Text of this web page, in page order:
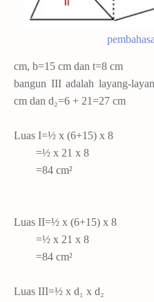
cm, b=15 cm dan t=8 cm
bangun III adalah layang-
cm dan d₂=6 + 21=27 cm
Luas I=½ x (6+15) x 8
=½ x 21 x 8
=84 cm²
Luas II=½ x (6+15) x 8
=½ x 21 x 8
=84 cm²
Luas III=½ x d₁ x d₂